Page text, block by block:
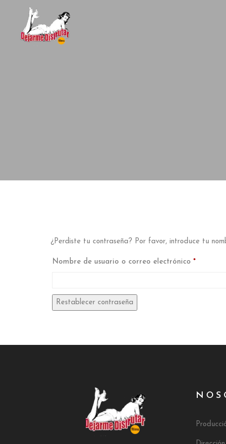
¿Perdiste tu contraseña? Por favor, introduce tu
Nombre de usuario o correo electrónico *
Restablecer contraseña